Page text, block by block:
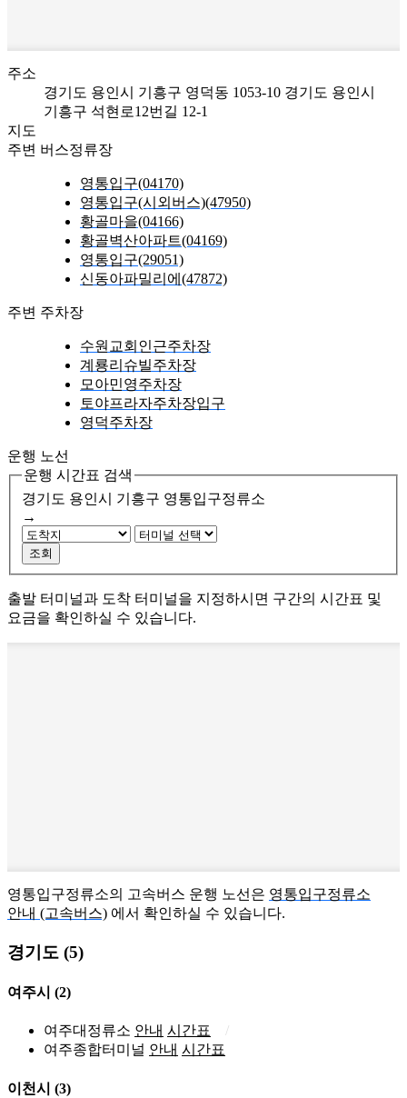
주소
경기도 용인시 기흥구 영덕동 1053-10 경기도 용인시
기흥구 석현로12번길 12-1
지도
주변 버스정류장
영통입구(04170)
영통입구(시외버스)(47950)
황골마을(04166)
황골벽산아파트(04169)
영통입구(29051)
신동아파밀리에(47872)
주변 주차장
수원교회인근주차장
계룡리슈빌주차장
모아민영주차장
토야프라자주차장입구
영덕주차장
운행 노선
운행 시간표 검색
경기도 용인시 기흥구 영통입구정류소
→
조회
출발 터미널과 도착 터미널을 지정하시면 구간의 시간표 및
요금을 확인하실 수 있습니다.
영통입구정류소의 고속버스 운행 노선은 영통입구정류소
안내 (고속버스) 에서 확인하실 수 있습니다.
경기도 (5)
여주시 (2)
여주대정류소 안내 시간표
여주종합터미널 안내 시간표
이천시 (3)